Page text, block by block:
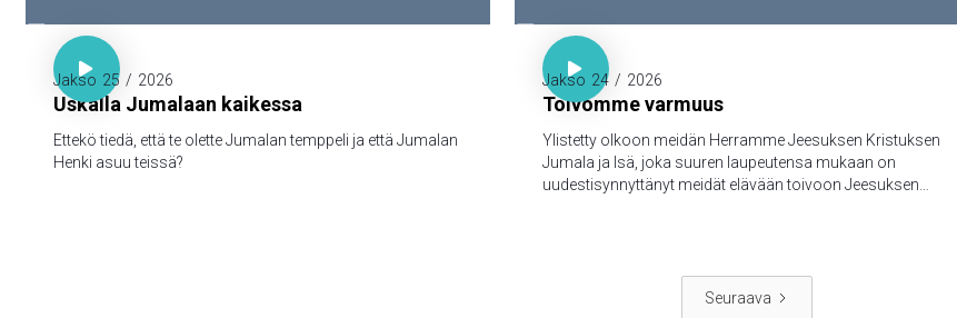
1. Kor. 3:16

Jakso 25 / 2026
Uskalla Jumalaan kaikessa
Ettekö tiedä, että te olette Jumalan temppeli ja että Jumalan
Henki asuu teissä?
1. Piet. 1:3-5

Jakso 24 / 2026
Toivomme varmuus
Ylistetty olkoon meidän Herramme Jeesuksen Kristuksen
Jumala ja Isä, joka suuren laupeutensa mukaan on
uudestisynnyttänyt meidät elävään toivoon Jeesuksen
teitä varten, 5jotka Jumalan voimasta uskon kautta
varjellutte pelastukseen, joka on valmis ilmoitettavaksi
Seuraava